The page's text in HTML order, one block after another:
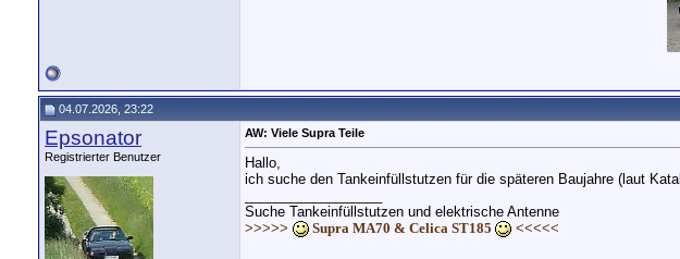
04.07.2026, 23:22
Epsonator
Registrierter Benutzer
AW: Viele Supra Teile
Hallo,
ich suche den Tankeinfüllstutzen für die späteren Baujahre (laut
Suche Tankeinfüllstutzen und elektrische Antenne
>>>>>
Supra MA70 & Celica ST185 <<<<<